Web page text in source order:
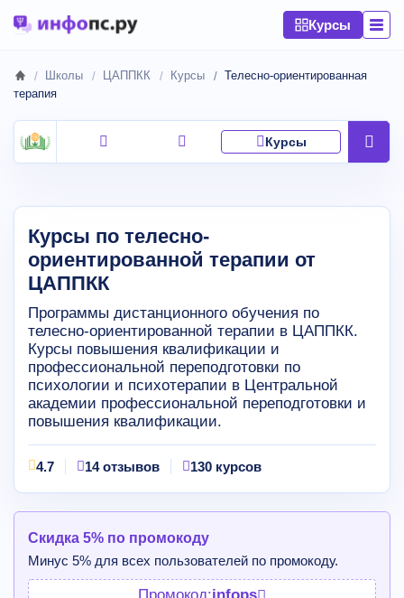
Курсы
Школы ЦАППКК Курсы
Телесно-ориентированная
терапия
Курсы по телесно-
ориентированной терапии от
ЦАППКК
Программы дистанционного обучения по
телесно-ориентированной терапии в ЦАППКК.
Курсы повышения квалификации и
профессиональной переподготовки по
психологии и психотерапии в Центральной
академии профессиональной переподготовки и
повышения квалификации.
4.7 14 отзывов 130 курсов
Скидка 5% по промокоду
Минус 5% для всех пользователей по промокоду.
Курсы